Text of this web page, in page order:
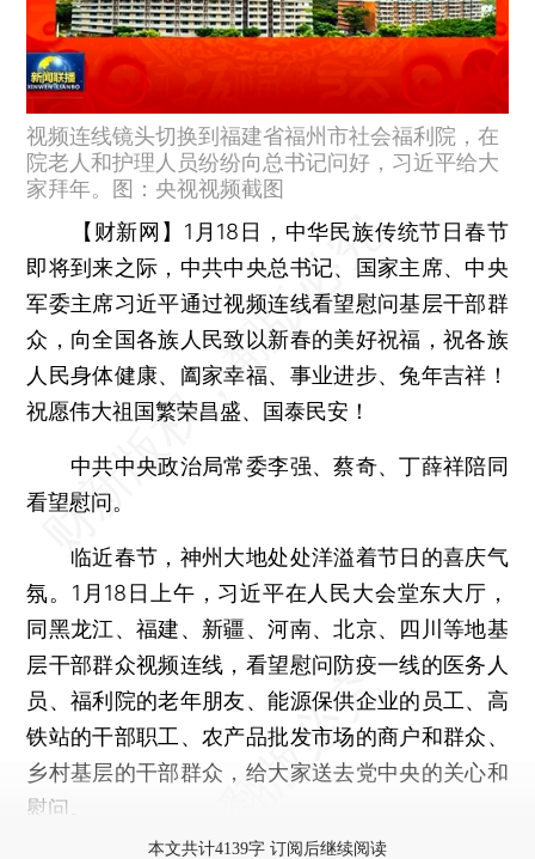
视频连线镜头切换到福建省福州市社会福利院，在
院老人和护理人员纷纷向总书记问好，习近平给大
家拜年。图：央视视频截图
【财新网】 1月18日，中华民族传统节日春节
即将到来之际，中共中央总书记、国家主席、中央
军委主席习近平通过视频连线看望慰问基层干部群
众，向全国各族人民致以新春的美好祝福，祝各族
人民身体健康、阖家幸福、事业进步、兔年吉祥！
祝愿伟大祖国繁荣昌盛、国泰民安！
中共中央政治局常委李强、蔡奇、丁薛祥陪同
看望慰问。
临近春节，神州大地处处洋溢着节日的喜庆气
氛。1月18日上午，习近平在人民大会堂东大厅，
同黑龙江、福建、新疆、河南、北京、四川等地基
层干部群众视频连线，看望慰问防疫一线的医务人
员、福利院的老年朋友、能源保供企业的员工、高
铁站的干部职工、农产品批发市场的商户和群众、
乡村基层的干部群众，给大家送去党中央的关心和
慰问。
本文共计4139字 订阅后继续阅读